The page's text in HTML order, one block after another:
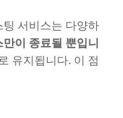
서비스는 다양하
만이 종료될 뿐입니
유지됩니다. 이 점